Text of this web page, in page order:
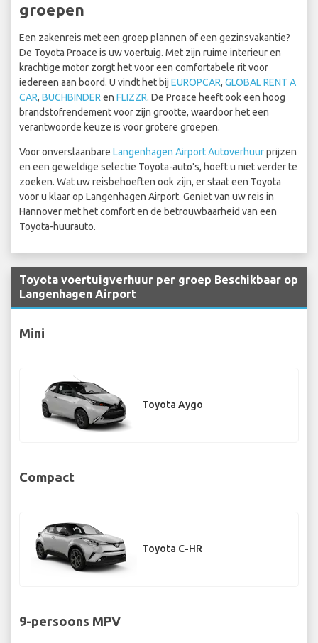
groepen
Een zakenreis met een groep plannen of een gezinsvakantie?
De Toyota Proace is uw voertuig. Met zijn ruime interieur en
krachtige motor zorgt het voor een comfortabele rit voor
iedereen aan boord. U vindt het bij EUROPCAR, GLOBAL RENT A
CAR, BUCHBINDER en FLIZZR. De Proace heeft ook een hoog
brandstofrendement voor zijn grootte, waardoor het een
verantwoorde keuze is voor grotere groepen.
Voor onverslaanbare Langenhagen Airport Autoverhuurprijzen
en een geweldige selectie Toyota-auto's, hoeft u niet verder te
zoeken. Wat uw reisbehoeften ook zijn, er staat een Toyota
voor u klaar op Langenhagen Airport. Geniet van uw reis in
Hannover met het comfort en de betrouwbaarheid van een
Toyota-huurauto.
Toyota voertuigverhuur per groep Beschikbaar op
Langenhagen Airport
Mini
Toyota Aygo
Compact
Toyota C-HR
9-persoons MPV